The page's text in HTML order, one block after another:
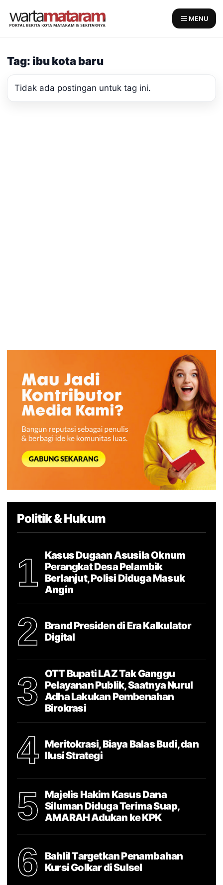
MENU
Tag: ibu kota baru
Tidak ada postingan untuk tag ini.
Politik & Hukum
1
Kasus Dugaan Asusila Oknum
Perangkat Desa Pelambik
Berlanjut, Polisi Diduga Masuk
Angin
2
Brand Presiden di Era Kalkulator
Digital
3
OTT Bupati LAZ Tak Ganggu
Pelayanan Publik, Saatnya Nurul
Adha Lakukan Pembenahan
Birokrasi
4
Meritokrasi, Biaya Balas Budi, dan
Ilusi Strategi
5
Majelis Hakim Kasus Dana
Siluman Diduga Terima Suap,
AMARAH Adukan ke KPK
6
Bahlil Targetkan Penambahan
Kursi Golkar di Sulsel